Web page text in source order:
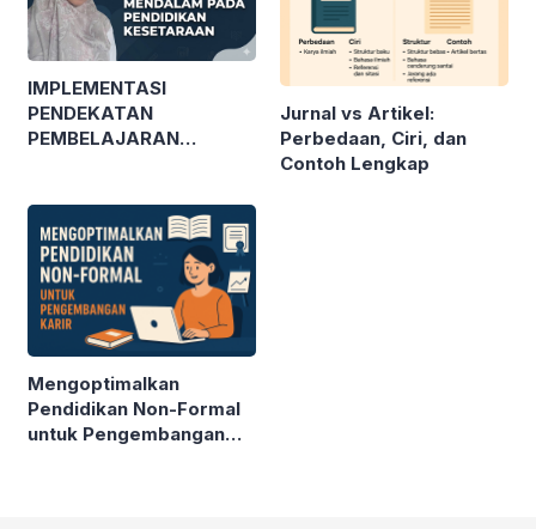
IMPLEMENTASI
PENDEKATAN
PEMBELAJARAN
KESETARAAN
Jurnal vs Artikel:
Perbedaan, Ciri, dan
Contoh Lengkap
Mengoptimalkan
Pendidikan Non-Formal
untuk Pengembangan